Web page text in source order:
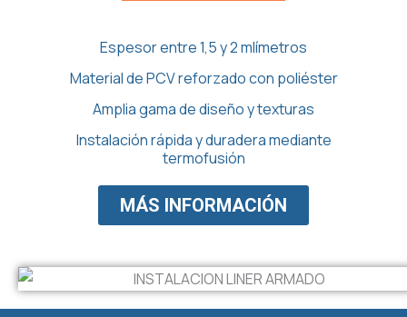
Espesor entre 1,5 y 2 mlímetros
Material de PCV reforzado con poliéster
Amplia gama de diseño y texturas
Instalación rápida y duradera mediante
termofusión
MÁS INFORMACIÓN